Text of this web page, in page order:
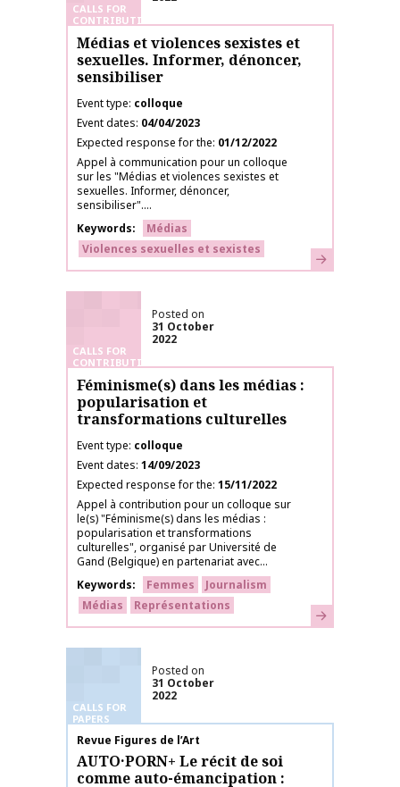
CALLS FOR
CONTRIBUTIONS
Médias et violences sexistes et
sexuelles. Informer, dénoncer,
sensibiliser
Event type colloque
Event dates 04/04/2023
Expected response for the 01/12/2022
Appel à communication pour un colloque
sur les "Médias et violences sexistes et
sexuelles. Informer, dénoncer,
sensibiliser"....
Keywords
Médias
Violences sexuelles et sexistes
Learn more
CALLS FOR
CONTRIBUTIONS
Posted on
31 October
2022
Féminisme(s) dans les médias :
popularisation et
transformations culturelles
Event type colloque
Event dates 14/09/2023
Expected response for the 15/11/2022
Appel à contribution pour un colloque sur
le(s) "Féminisme(s) dans les médias :
popularisation et transformations
culturelles", organisé par Université de
Gand (Belgique) en partenariat avec...
Keywords
Femmes
Journalism
Médias
Représentations Learn more
CALLS FOR
PAPERS
Posted on
31 October
2022
Publication name
Revue Figures de l’Art
AUTO·PORN+ Le récit de soi
comme auto-émancipation :